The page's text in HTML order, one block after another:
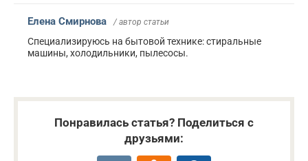
Елена Смирнова / автор статьи
Специализируюсь на бытовой технике: стиральные
машины, холодильники, пылесосы.
Понравилась статья? Поделиться с
друзьями: